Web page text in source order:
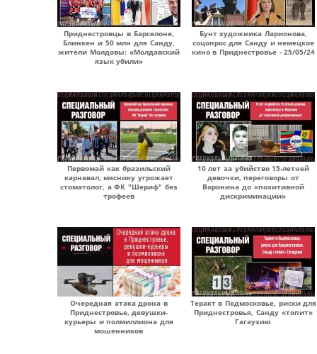
Приднестровцы в Барселоне,
Блинкен и 50 млн для Санду,
жители Молдовы: «Молдавский
язык убили»
Бунт художника Ларионова,
соцопрос для Санду и немецкое
кино в Приднестровье - 25/05/24
Первомай как бразильский
карнавал, мяснику угрожает
стоматолог, а ФК "Шериф" без
трофеев
10 лет за убийство 15-летней
девочки, переговоры от
Воронина до «позитивной
дискриминации»
Очередная атака дрона в
Приднестровье, девушки-
курьеры и полмиллиона для
мошенников
Теракт в Подмосковье, риски для
Приднестровья, Санду «топит»
Гагаузию